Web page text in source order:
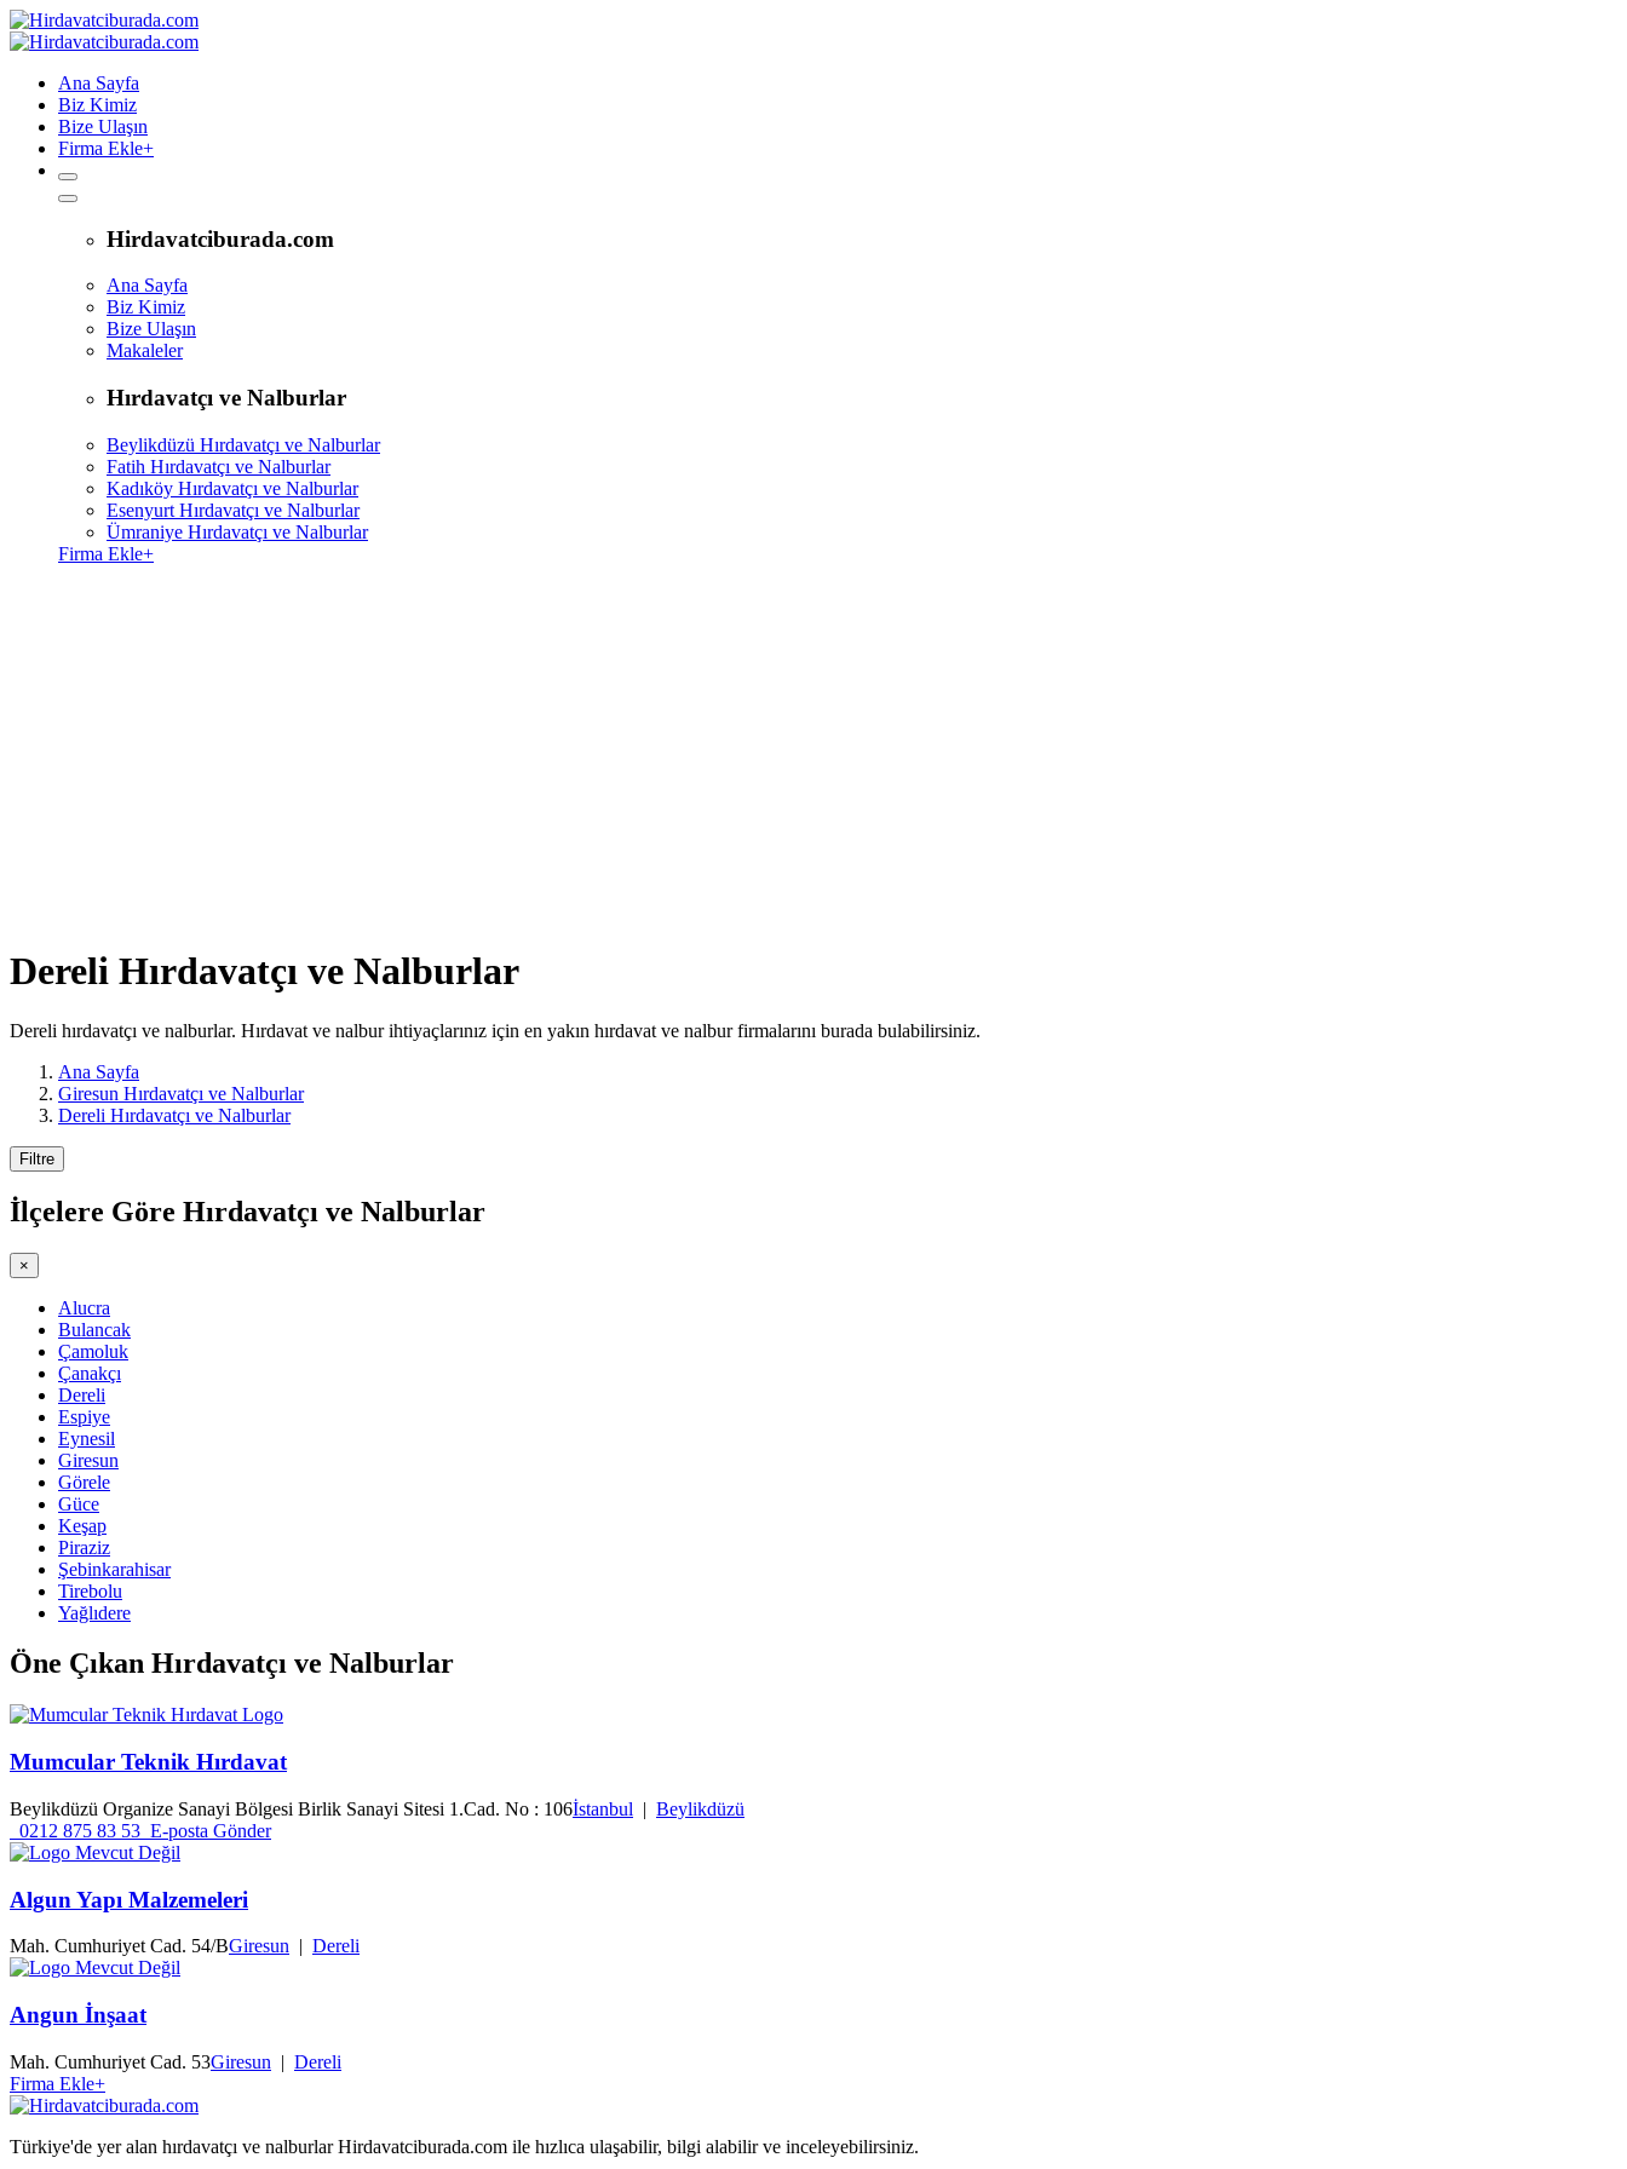
Ana Sayfa
Biz Kimiz
Bize Ulaşın
Firma Ekle+
Hirdavatciburada.com
Ana Sayfa
Biz Kimiz
Bize Ulaşın
Makaleler
Hırdavatçı ve Nalburlar
Beylikdüzü Hırdavatçı ve Nalburlar
Fatih Hırdavatçı ve Nalburlar
Kadıköy Hırdavatçı ve Nalburlar
Esenyurt Hırdavatçı ve Nalburlar
Ümraniye Hırdavatçı ve Nalburlar
Firma Ekle+
Dereli Hırdavatçı ve Nalburlar
Dereli hırdavatçı ve nalburlar. Hırdavat ve nalbur ihtiyaçlarınız için en yakın hırdavat ve nalbur firmalarını burada bulabilirsiniz.
Ana Sayfa
Giresun Hırdavatçı ve Nalburlar
Dereli Hırdavatçı ve Nalburlar
Filtre
İlçelere Göre Hırdavatçı ve Nalburlar
×
Alucra
Bulancak
Çamoluk
Çanakçı
Dereli
Espiye
Eynesil
Giresun
Görele
Güce
Keşap
Piraziz
Şebinkarahisar
Tirebolu
Yağlıdere
Öne Çıkan Hırdavatçı ve Nalburlar
Mumcular Teknik Hırdavat
Beylikdüzü Organize Sanayi Bölgesi Birlik Sanayi Sitesi 1.Cad. No : 106İstanbul | Beylikdüzü
0212 875 83 53 E-posta Gönder
Algun Yapı Malzemeleri
Mah. Cumhuriyet Cad. 54/BGiresun | Dereli
Angun İnşaat
Mah. Cumhuriyet Cad. 53Giresun | Dereli
Firma Ekle+
Türkiye'de yer alan hırdavatçı ve nalburlar Hirdavatciburada.com ile hızlıca ulaşabilir, bilgi alabilir ve inceleyebilirsiniz.